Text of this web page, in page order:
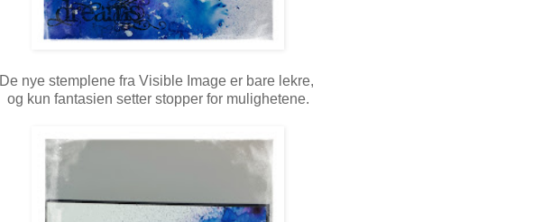
De nye stemplene fra Visible Image er bare lekre,
og kun fantasien setter stopper for mulighetene.